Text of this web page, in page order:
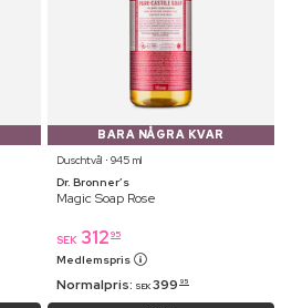
BARA NÅGRA KVAR
Duschtvål ⋅ 945 ml
Dr. Bronner’s
Magic Soap Rose
SEK 312 95
Medlemspris
Normalpris: SEK 399 95